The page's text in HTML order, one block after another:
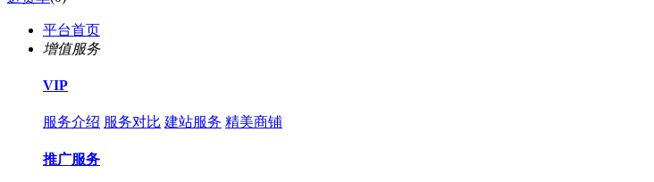
平台首页
增值服务
VIP
服务介绍 服务对比 建站服务 精美商铺
推广服务